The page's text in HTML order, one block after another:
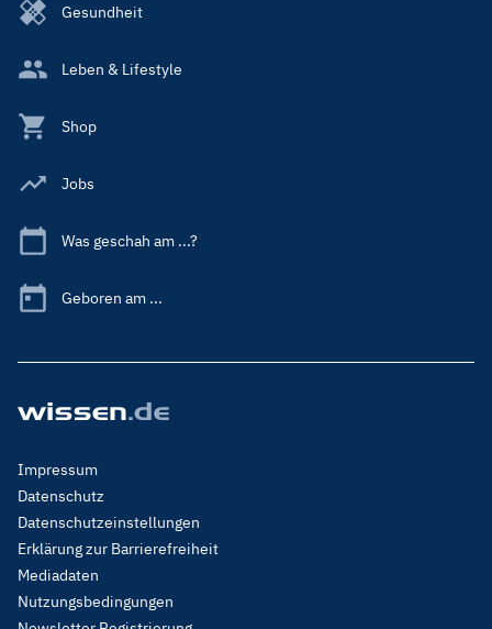
Gesundheit
Leben & Lifestyle
Shop
Jobs
Was geschah am ...?
Geboren am ...
Footer
Menu
Legal
Impressum
Datenschutz
Datenschutzeinstellungen
Erklärung zur Barrierefreiheit
Mediadaten
Nutzungsbedingungen